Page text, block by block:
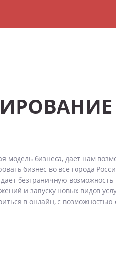
модель бизнеса, дает нам
бизнес во все города
безграничную возможность
и запуску новых видов
в онлайн, с возможностью